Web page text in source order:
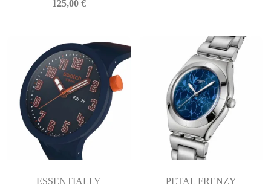
125,00 €
ESSENTIALLY
PETAL FRENZY